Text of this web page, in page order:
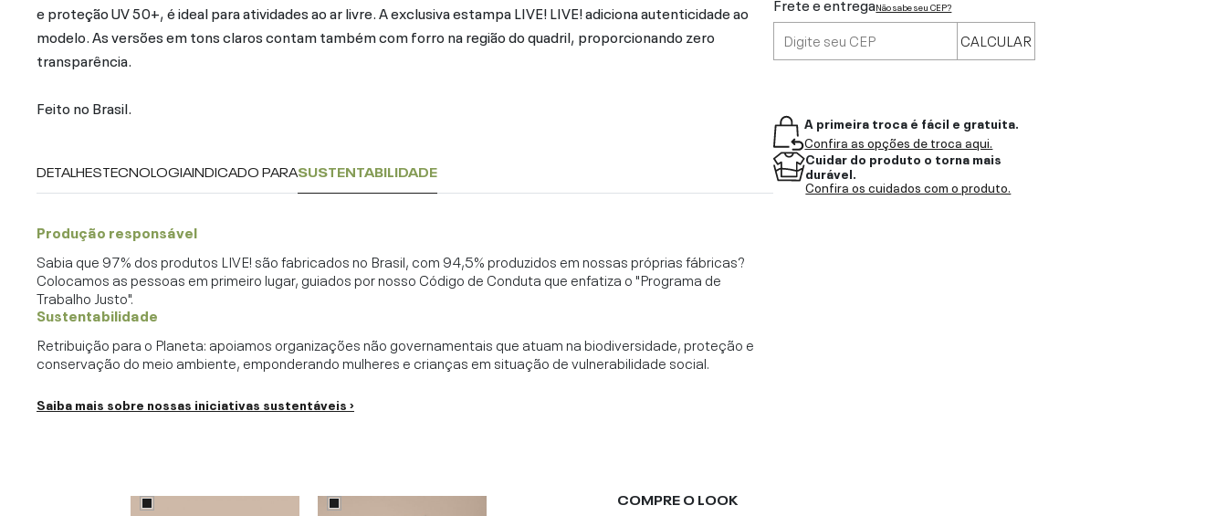
e proteção UV 50+, é ideal para atividades ao ar livre. A exclusiva estampa LIVE! LIVE! adiciona autenticidade ao
modelo. As versões em tons claros contam também com forro na região do quadril, proporcionando zero
transparência.
Feito no Brasil.
DETALHESTECNOLOGIAINDICADO PARASUSTENTABILIDADE
Produção responsável
Sabia que 97% dos produtos LIVE! são fabricados no Brasil, com 94,5% produzidos em nossas próprias fábricas?
Colocamos as pessoas em primeiro lugar, guiados por nosso Código de Conduta que enfatiza o "Programa de
Trabalho Justo".
Sustentabilidade
Retribuição para o Planeta: apoiamos organizações não governamentais que atuam na biodiversidade, proteção e
conservação do meio ambiente, emponderando mulheres e crianças em situação de vulnerabilidade social.
Saiba mais sobre nossas iniciativas sustentáveis ›
COMPRE O LOOK
Não sabe seu CEP?
CALCULAR
A primeira troca é fácil e gratuita.
Confira as opções de troca aqui.
Cuidar do produto o torna mais
durável.
Confira os cuidados com o produto.